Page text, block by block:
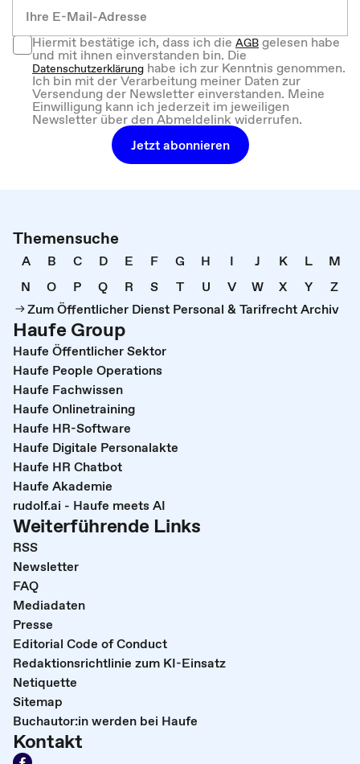
Hiermit bestätige ich, dass ich dieAGBgelesen habe
und mit ihnen einverstanden bin. Die
Datenschutzerklärung habe ich zur Kenntnis genommen.
Ich bin mit der Verarbeitung meiner Daten zur
Versendung der Newsletter einverstanden. Meine
Einwilligung kann ich jederzeit im jeweiligen
Newsletter über den Abmeldelink widerrufen.
Jetzt abonnieren
Themensuche
A B C D E F G H I J K L
M
N
O P Q R S T U V W X Y
Z
Zum Öffentlicher Dienst Personal & Tarifrecht Archiv
Haufe Group
Haufe Öffentlicher Sektor
Haufe People Operations
Haufe Fachwissen
Haufe Onlinetraining
Haufe HR-Software
Haufe Digitale Personalakte
Haufe HR Chatbot
Haufe Akademie
rudolf.ai - Haufe meets AI
Weiterführende Links
RSS
Newsletter
FAQ
Mediadaten
Presse
Editorial Code of Conduct
Redaktionsrichtlinie zum KI-Einsatz
Netiquette
Sitemap
Buchautor:in werden bei Haufe
Kontakt